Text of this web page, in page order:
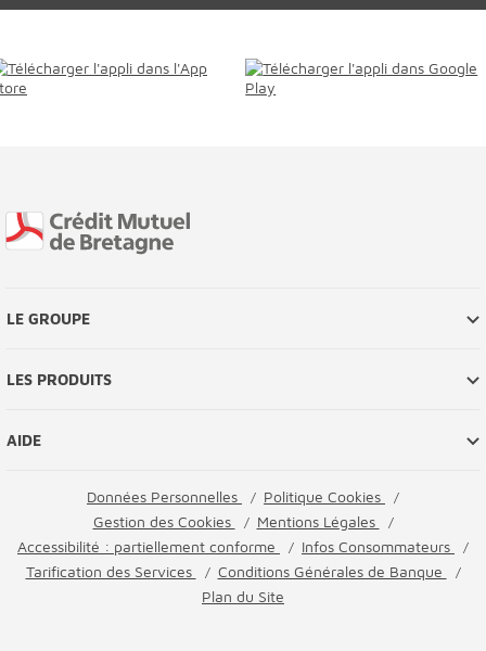
LE GROUPE
LES PRODUITS
AIDE
Données Personnelles
Politique Cookies
Gestion des Cookies
Mentions Légales
Accessibilité : partiellement conforme
Infos Consommateurs
Tarification des Services
Conditions Générales de Banque
Plan du Site
Fin de page